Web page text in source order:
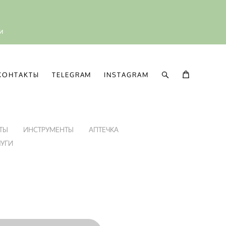
TELEGRAM INSTAGRAM
ИНСТРУМЕНТЫ
АПТЕЧКА